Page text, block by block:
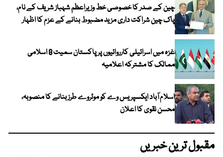
چین کے صدر کا خصوصی خط وزیراعظم شہباز شریف کے نام،
پاک چین شراکت داری مزید مضبوط بنانے کے عزم کا اظہار
غزہ میں اسرائیلی کارروائیوں پر پاکستان سمیت 8 اسلامی
ممالک کا مشترکہ اعلامیہ
اسلام آباد ایکسپریس وے کو موٹروے طرز بنانے کا منصوبہ،
محسن نقوی کا اعلان
مقبول ترین خبریں